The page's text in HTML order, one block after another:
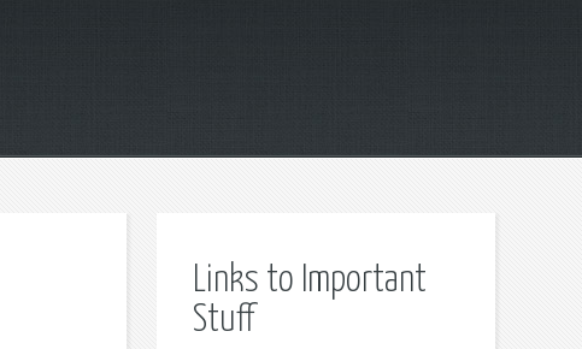
Links to Important
Stuff